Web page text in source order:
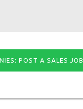
POST A SALES JOB